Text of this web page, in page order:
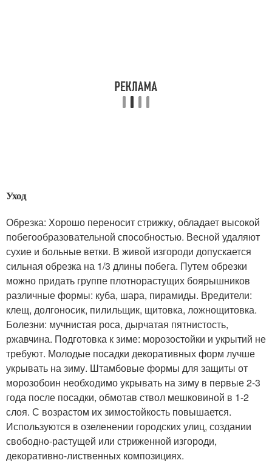
Уход
Обрезка: Хорошо переносит стрижку, обладает высокой
побегообразовательной способностью. Весной удаляют
сухие и больные ветки. В живой изгороди допускается
сильная обрезка на 1/3 длины побега. Путем обрезки
можно придать группе плотнорастущих боярышников
различные формы: куба, шара, пирамиды. Вредители:
клещ, долгоносик, пилильщик, щитовка, ложнощитовка.
Болезни: мучнистая роса, дырчатая пятнистость,
ржавчина. Подготовка к зиме: морозостойки и укрытий не
требуют. Молодые посадки декоративных форм лучше
укрывать на зиму. Штамбовые формы для защиты от
морозобоин необходимо укрывать на зиму в первые 2-3
года после посадки, обмотав ствол мешковиной в 1-2
слоя. С возрастом их зимостойкость повышается.
Используются в озеленении городских улиц, создании
свободно-растущей или стриженной изгороди,
декоративно-лиственных композициях.